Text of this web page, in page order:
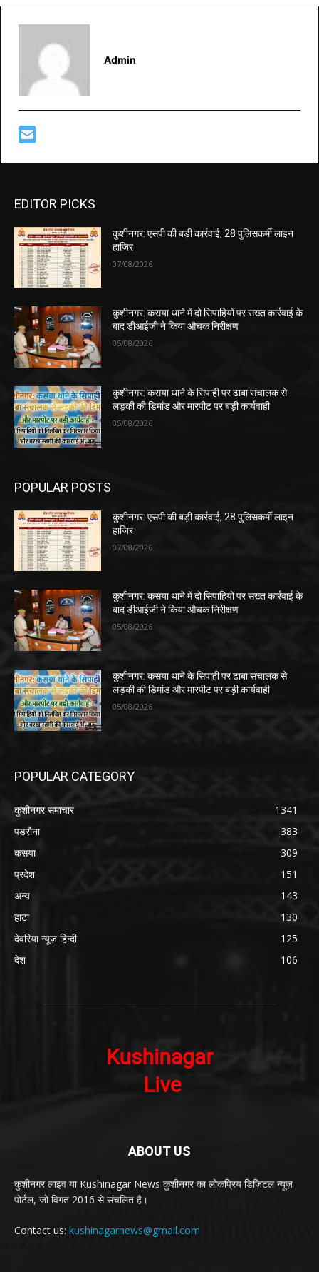
Admin
EDITOR PICKS
कुशीनगर: एसपी की बड़ी कार्रवाई, 28 पुलिसकर्मी लाइन
हाजिर
07/08/2026
कुशीनगर: कसया थाने में दो सिपाहियों पर सख्त कार्रवाई के
बाद डीआईजी ने किया औचक निरीक्षण
05/08/2026
कुशीनगर: कसया थाने के सिपाही पर ढाबा संचालक से
लड़की की डिमांड और मारपीट पर बड़ी कार्यवाही
05/08/2026
POPULAR POSTS
कुशीनगर: एसपी की बड़ी कार्रवाई, 28 पुलिसकर्मी लाइन
हाजिर
07/08/2026
कुशीनगर: कसया थाने में दो सिपाहियों पर सख्त कार्रवाई के
बाद डीआईजी ने किया औचक निरीक्षण
05/08/2026
कुशीनगर: कसया थाने के सिपाही पर ढाबा संचालक से
लड़की की डिमांड और मारपीट पर बड़ी कार्यवाही
05/08/2026
POPULAR CATEGORY
कुशीनगर समाचार
1341
पडरौना
383
कसया
309
प्रदेश
151
अन्य
143
हाटा
130
देवरिया न्यूज़ हिन्दी
125
देश
106
ABOUT US
कुशीनगर लाइव या Kushinagar News कुशीनगर का लोकप्रिय डिजिटल न्यूज़
पोर्टल, जो विगत 2016 से संचलित है।
Contact us: kushinagarnews@gmail.com